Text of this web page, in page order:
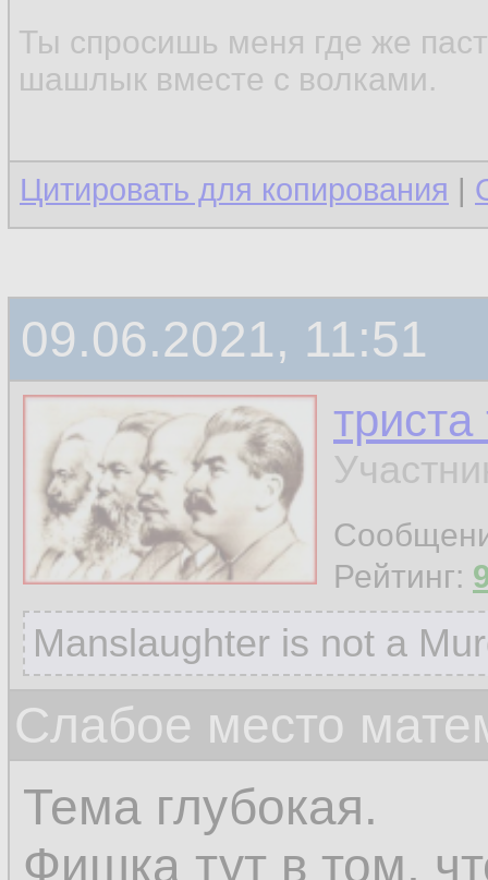
Ты спросишь меня где же
шашлык вместе с волками.
Цитировать для копирования |
09.06.2021, 11:51
Рейтинг:
Manslaughter is not a
Слабое место
Тема глубокая.
Фишка тут в том,